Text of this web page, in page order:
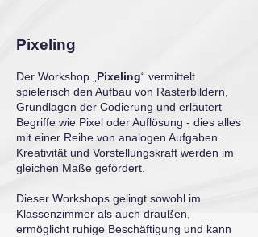
Pixeling
Der Workshop „ Pixeling“ vermittelt
spielerisch den Aufbau von Rasterbildern,
Grundlagen der Codierung und erläutert
Begriffe wie Pixel oder Auflösung - dies alles
mit einer Reihe von analogen Aufgaben.
Kreativität und Vorstellungskraft werden im
gleichen Maße gefördert.
Dieser Workshops gelingt sowohl im
Klassenzimmer als auch draußen,
ermöglicht ruhige Beschäftigung und kann